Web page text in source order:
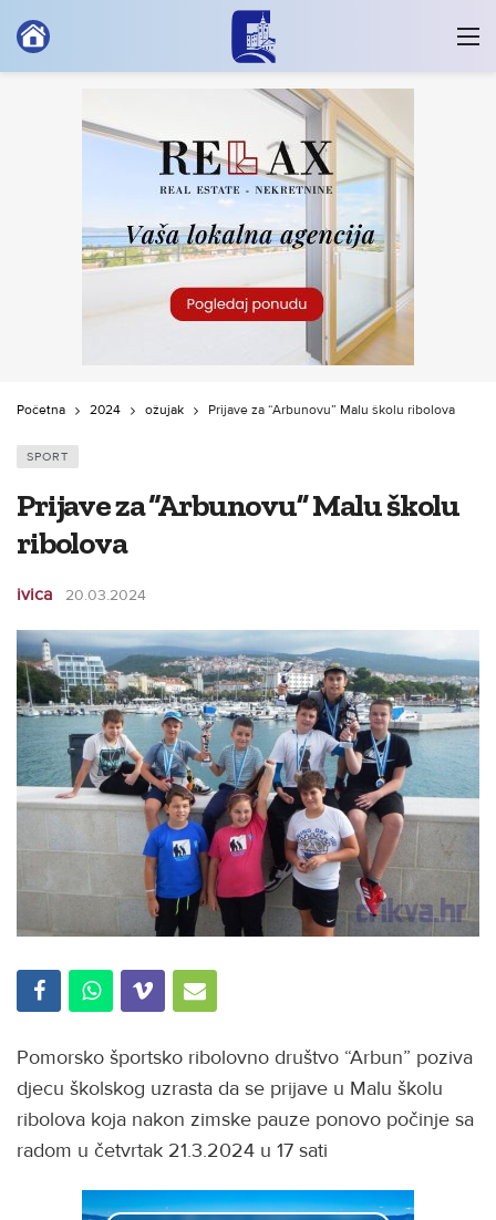
Početna 2024 ožujak Prijave za “Arbunovu” Malu školu ribolova
SPORT
Prijave za “Arbunovu” Malu školu
ribolova
ivica 20.03.2024
Pomorsko športsko ribolovno društvo “Arbun” poziva
djecu školskog uzrasta da se prijave u Malu školu
ribolova koja nakon zimske pauze ponovo počinje sa
radom u četvrtak 21.3.2024 u 17 sati